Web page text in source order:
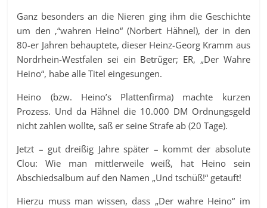
Ganz besonders an die Nieren ging ihm die Geschichte
um den ‚“wahren Heino“ (Norbert Hähnel), der in den
80-er Jahren behauptete, dieser Heinz-Georg Kramm aus
Nordrhein-Westfalen sei ein Betrüger; ER, „Der Wahre
Heino“, habe alle Titel eingesungen.
Heino (bzw. Heino’s Plattenfirma) machte kurzen
Prozess. Und da Hähnel die 10.000 DM Ordnungsgeld
nicht zahlen wollte, saß er seine Strafe ab (20 Tage).
Jetzt – gut dreißig Jahre später – kommt der absolute
Clou: Wie man mittlerweile weiß, hat Heino sein
Abschiedsalbum auf den Namen „Und tschüß!“ getauft!
Hierzu muss man wissen, dass „Der wahre Heino“ im